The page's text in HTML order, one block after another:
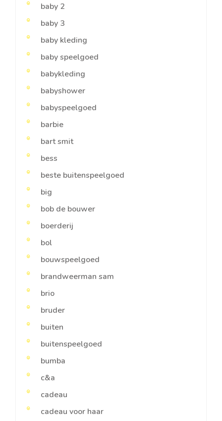
baby 2
baby 3
baby kleding
baby speelgoed
babykleding
babyshower
babyspeelgoed
barbie
bart smit
bess
beste buitenspeelgoed
big
bob de bouwer
boerderij
bol
bouwspeelgoed
brandweerman sam
brio
bruder
buiten
buitenspeelgoed
bumba
c&a
cadeau
cadeau voor haar